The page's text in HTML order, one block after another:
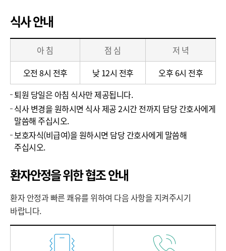
식사 안내
아 침 점 심
저 녁
오전 8시 전후
낮 12시 전후
오후 6시 전후
퇴원 당일은 아침 식사만 제공됩니다.
식사 변경을 원하시면 식사 제공 2시간 전까지 담당 간호사에게
말씀해 주십시오.
보호자식(비급여)을 원하시면 담당 간호사에게 말씀해
주십시오.
환자안정을 위한 협조 안내
환자 안정과 빠른 쾌유를 위하여 다음 사항을 지켜주시기
바랍니다.